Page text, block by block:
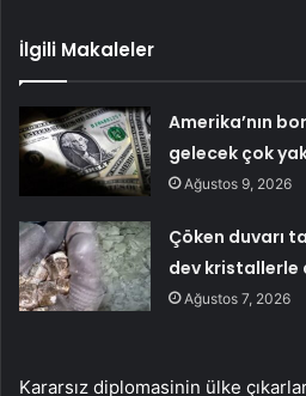
İlgili Makaleler
Amerika’nın
gelecek çok
Ağustos 9, 2026
Çöken duvarı
dev kristallerle
Ağustos 7, 2026
Kararsız diplomasinin ülke